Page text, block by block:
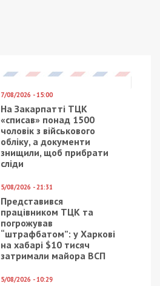
7/08/2026 - 15:00
На Закарпатті ТЦК
«списав» понад 1500
чоловік з військового
обліку, а документи
знищили, щоб прибрати
сліди
5/08/2026 - 21:31
Представився
працівником ТЦК та
погрожував
“штрафбатом”: у Харкові
на хабарі $10 тисяч
затримали майора ВСП
5/08/2026 - 10:29